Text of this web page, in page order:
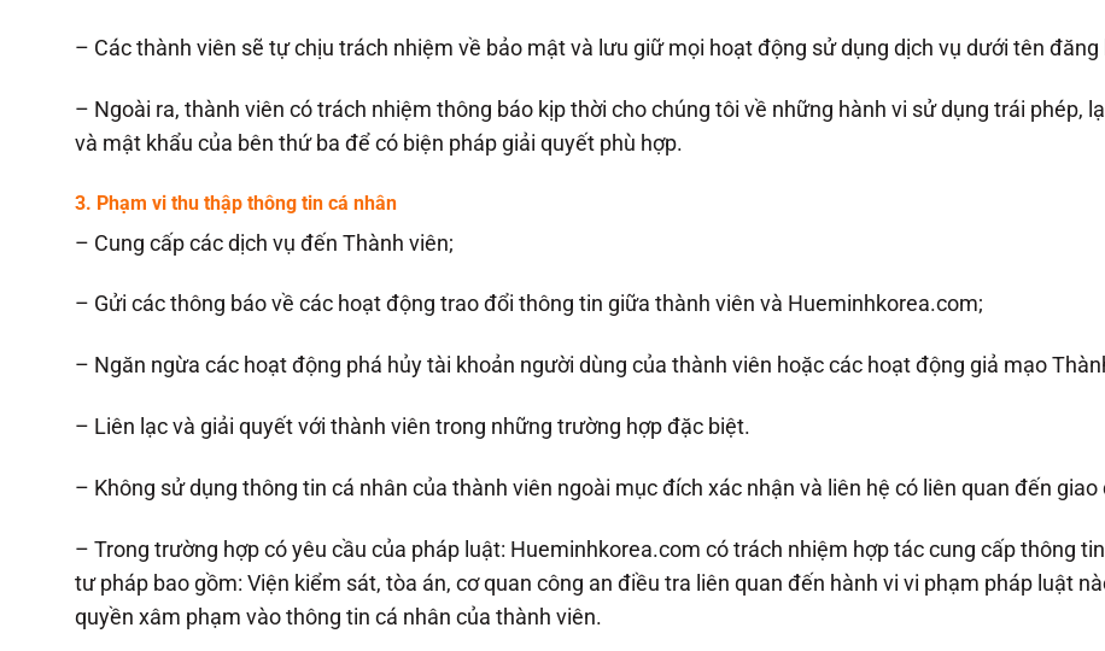
– Các thành viên sẽ tự chịu trách nhiệm về bảo mật và lưu giữ mọi hoạt động sử dụng dịch vụ dưới tên
– Ngoài ra, thành viên có trách nhiệm thông báo kịp thời cho chúng tôi về những hành vi sử dụng trái phép,
và mật khẩu của bên thứ ba để có biện pháp giải quyết phù hợp.
3. Phạm vi thu thập thông tin cá nhân
– Cung cấp các dịch vụ đến Thành viên;
– Gửi các thông báo về các hoạt động trao đổi thông tin giữa thành viên và Hueminhkorea.com;
– Ngăn ngừa các hoạt động phá hủy tài khoản người dùng của thành viên hoặc các hoạt động giả mạo
– Liên lạc và giải quyết với thành viên trong những trường hợp đặc biệt.
– Không sử dụng thông tin cá nhân của thành viên ngoài mục đích xác nhận và liên hệ có liên quan đến
– Trong trường hợp có yêu cầu của pháp luật: Hueminhkorea.com có trách nhiệm hợp tác cung cấp thông
tư pháp bao gồm: Viện kiểm sát, tòa án, cơ quan công an điều tra liên quan đến hành vi vi phạm pháp luật
quyền xâm phạm vào thông tin cá nhân của thành viên.